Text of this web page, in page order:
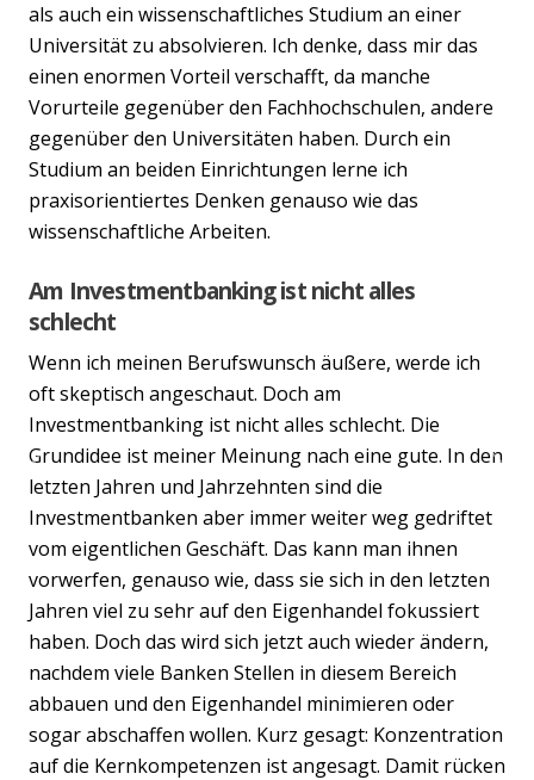
Previous
als auch ein wissenschaftliches Studium an einer
Universität zu absolvieren. Ich denke, dass mir das
einen enormen Vorteil verschafft, da manche
Vorurteile gegenüber den Fachhochschulen, andere
gegenüber den Universitäten haben. Durch ein
Studium an beiden Einrichtungen lerne ich
praxisorientiertes Denken genauso wie das
wissenschaftliche Arbeiten.
Am Investmentbanking ist nicht alles
schlecht
Wenn ich meinen Berufswunsch äußere, werde ich
oft skeptisch angeschaut. Doch am
Investmentbanking ist nicht alles schlecht. Die
Grundidee ist meiner Meinung nach eine gute. In den
letzten Jahren und Jahrzehnten sind die
Investmentbanken aber immer weiter weg gedriftet
vom eigentlichen Geschäft. Das kann man ihnen
vorwerfen, genauso wie, dass sie sich in den letzten
Jahren viel zu sehr auf den Eigenhandel fokussiert
haben. Doch das wird sich jetzt auch wieder ändern,
nachdem viele Banken Stellen in diesem Bereich
abbauen und den Eigenhandel minimieren oder
sogar abschaffen wollen. Kurz gesagt: Konzentration
auf die Kernkompetenzen ist angesagt. Damit rücken